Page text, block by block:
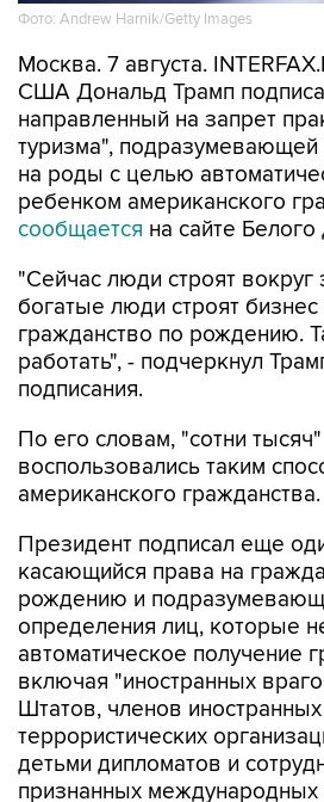
Фото: Andrew Harnik/Getty Images
Москва. 7 августа.
США Дональд Трамп
направленный на запрет
туризма", подразумевающей
на роды с целью
ребенком американского
сообщается на сайте
"Сейчас люди строят вокруг
богатые люди строят
гражданство по рождению.
работать", - подчеркнул
подписания.
По его словам, "сотни
воспользовались таким
американского гражданства.
Президент подписал еще
касающийся права на
рождению и
определения лиц, которые
автоматическое получение
включая "иностранных
Штатов, членов иностранных
террористических
детьми дипломатов и
признанных международных